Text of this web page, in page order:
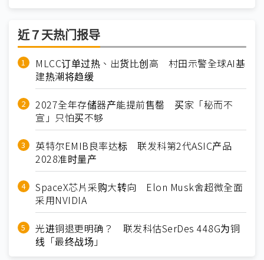
近７天热门报导
MLCC订单过热、出货比创高 村田示警全球AI基
建热潮将趋缓
2027全年存储器产能提前售罄 买家「秘而不
宣」只怕买不够
英特尔EMIB良率达标 联发科第2代ASIC产品
2028准时量产
SpaceX芯片采购大转向 Elon Musk舍超微全面
采用NVIDIA
光进铜退更明确？ 联发科估SerDes 448G为铜
线「最终战场」